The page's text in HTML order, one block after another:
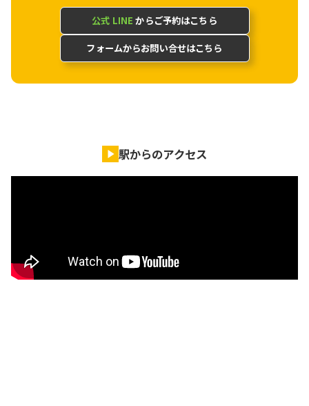
公式 LINE からご予約はこちら
フォームからお問い合せはこちら
駅からのアクセス